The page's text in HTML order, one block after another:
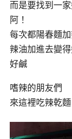
而是要找到一
阿！
每次都陽春麵
辣油加進去變
好鹹
嗜辣的朋友們
來這裡吃辣乾麵